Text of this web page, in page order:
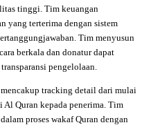
tinggi. Tim keuangan
yang terterima dengan sistem
Tim menyusun
berkala dan donatur dapat
pengelolaan.
tracking detail dari mulai
Quran kepada penerima. Tim
proses wakaf Quran dengan